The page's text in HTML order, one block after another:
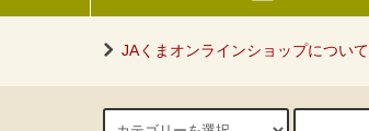
JAくまオンラインショップについて